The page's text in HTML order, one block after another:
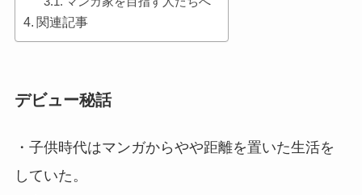
関連記事
デビュー秘話
・子供時代はマンガからやや距離を置いた生活を
していた。